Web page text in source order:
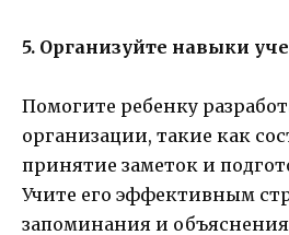
5. Организуйте навыки
Помогите ребенку
организации, такие как
принятие заметок и
Учите его эффективным
запоминания и